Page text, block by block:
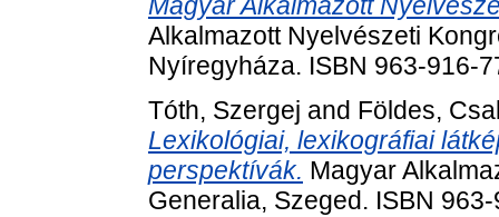
Magyar Alkalmazott
Alkalmazott Nyelvészeti
Nyíregyháza. ISBN 963-916-
Tóth, Szergej and Földes,
Lexikológiai, lexikográfiai
perspektívák. Magyar
Generalia, Szeged. ISBN